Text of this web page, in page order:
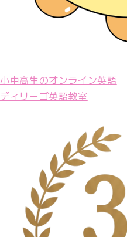
小中高生のオンライン英語
ディリーゴ英語教室